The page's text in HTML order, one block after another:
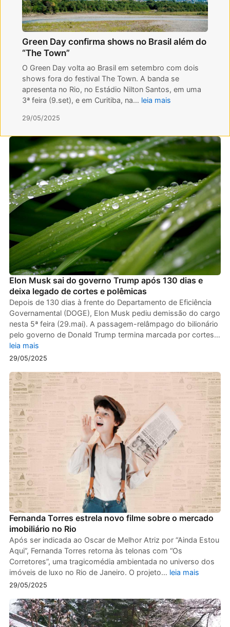
Green Day confirma shows no Brasil além do
“The Town”
O Green Day volta ao Brasil em setembro com dois
shows fora do festival The Town. A banda se
apresenta no Rio, no Estádio Nilton Santos, em uma
3ª feira (9.set), e em Curitiba, na… leia mais
29/05/2025
Elon Musk sai do governo Trump após 130 dias e
deixa legado de cortes e polêmicas
Depois de 130 dias à frente do Departamento de Eficiência
Governamental (DOGE), Elon Musk pediu demissão do cargo
nesta 5ª feira (29.mai). A passagem-relâmpago do bilionário
pelo governo de Donald Trump termina marcada por cortes…
leia mais
29/05/2025
Fernanda Torres estrela novo filme sobre o mercado
imobiliário no Rio
Após ser indicada ao Oscar de Melhor Atriz por “Ainda Estou
Aqui”, Fernanda Torres retorna às telonas com “Os
Corretores”, uma tragicomédia ambientada no universo dos
imóveis de luxo no Rio de Janeiro. O projeto… leia mais
29/05/2025